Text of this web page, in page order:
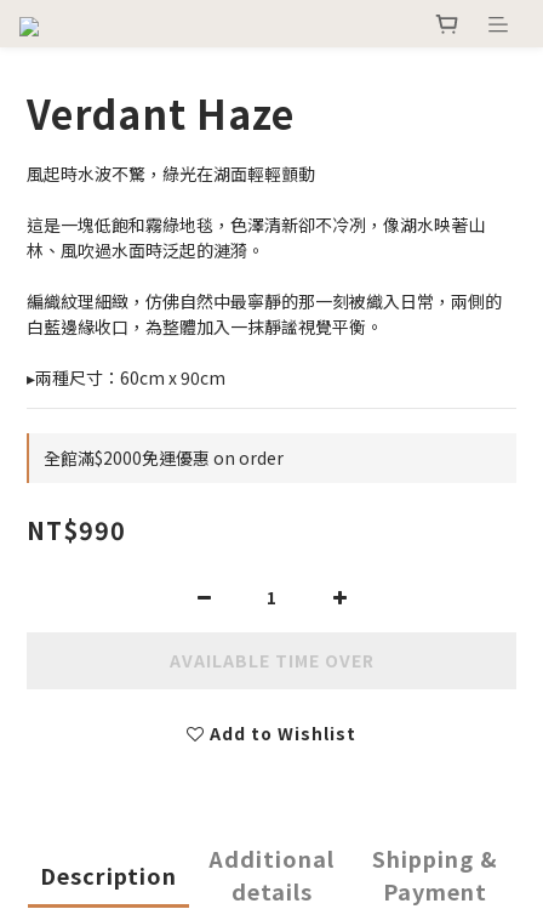
Verdant Haze
風起時水波不驚，綠光在湖面輕輕顫動
這是一塊低飽和霧綠地毯，色澤清新卻不冷冽，像湖水映著山
林、風吹過水面時泛起的漣漪。
編織紋理細緻，仿佛自然中最寧靜的那一刻被織入日常，兩側的
白藍邊緣收口，為整體加入一抹靜謐視覺平衡。
▸兩種尺寸：60cm x 90cm
全館滿$2000免運優惠 on order
NT$990
AVAILABLE TIME OVER
Add to Wishlist
Description
Additional
details
Shipping &
Payment